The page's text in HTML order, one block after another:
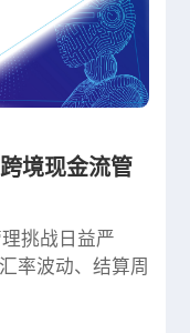
境现金流管
挑战日益严
率波动、结算周